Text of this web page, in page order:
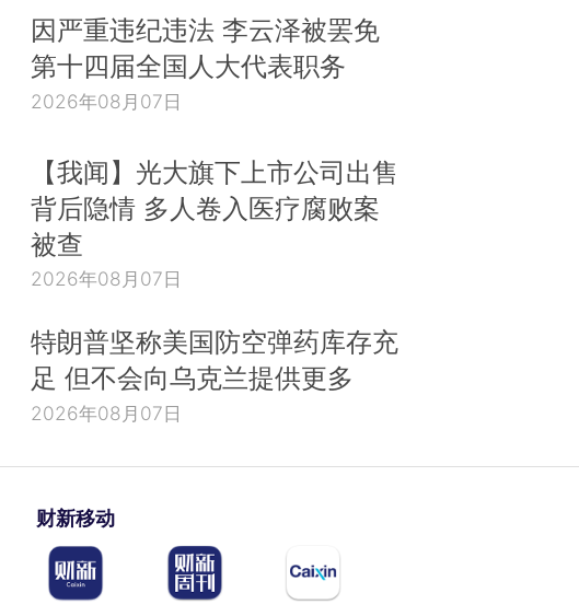
因严重违纪违法 李云泽被罢免
第十四届全国人大代表职务
2026年08月07日
【我闻】光大旗下上市公司出售
背后隐情 多人卷入医疗腐败案
被查
2026年08月07日
特朗普坚称美国防空弹药库存充
足 但不会向乌克兰提供更多
2026年08月07日
财新移动